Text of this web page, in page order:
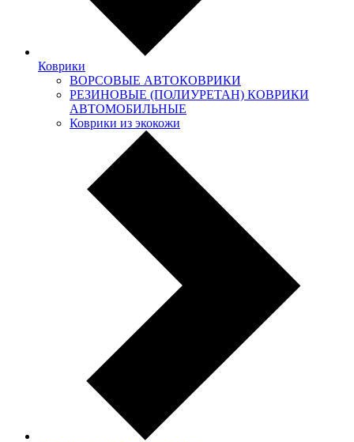
Коврики
ВОРСОВЫЕ АВТОКОВРИКИ
РЕЗИНОВЫЕ (ПОЛИУРЕТАН) КОВРИКИ
АВТОМОБИЛЬНЫЕ
Коврики из экокожи